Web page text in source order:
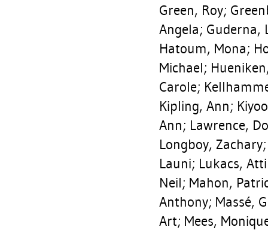
Green, Roy;
Angela; Guderna,
Hatoum, Mona;
Michael;
Carole;
Kipling, Ann;
Ann; Lawrence,
Longboy, Zachary
Launi; Lukacs,
Neil; Mahon,
Anthony; Massé,
Art; Mees,